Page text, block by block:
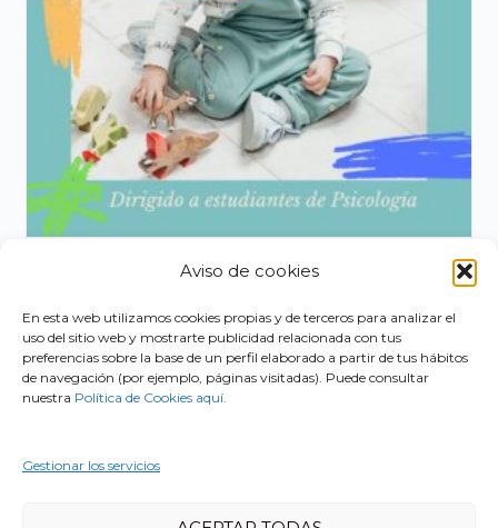
Aviso de cookies
En esta web utilizamos cookies propias y de terceros para analizar el
uso del sitio web y mostrarte publicidad relacionada con tus
preferencias sobre la base de un perfil elaborado a partir de tus hábitos
de navegación (por ejemplo, páginas visitadas). Puede consultar
nuestra Política de Cookies aquí.
Gestionar los servicios
Nociones básicas de psicoterapia infantil.
180,00€
AÑADIR AL CARRITO